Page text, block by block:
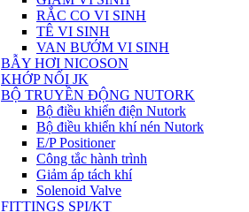
RẮC CO VI SINH
TÊ VI SINH
VAN BƯỚM VI SINH
BẪY HƠI NICOSON
KHỚP NỐI JK
BỘ TRUYỀN ĐỘNG NUTORK
Bộ điều khiển điện Nutork
Bộ điều khiển khí nén Nutork
E/P Positioner
Công tắc hành trình
Giảm áp tách khí
Solenoid Valve
FITTINGS SPI/KT